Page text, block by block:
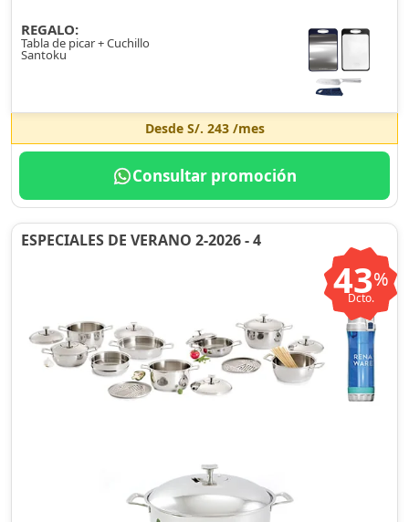
REGALO:
Tabla de picar + Cuchillo
Santoku
Desde S/. 243/mes
Consultar promoción
ESPECIALES DE VERANO 2-2026 - 4
43%
Dcto.